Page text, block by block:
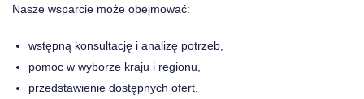
Nasze wsparcie może obejmować:
wstępną konsultację i analizę potrzeb,
pomoc w wyborze kraju i regionu,
przedstawienie dostępnych ofert,